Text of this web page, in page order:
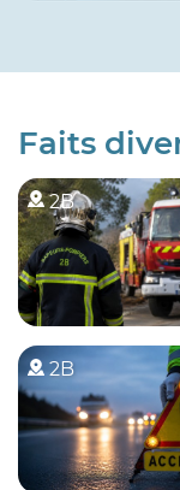
Faits
2B
2B